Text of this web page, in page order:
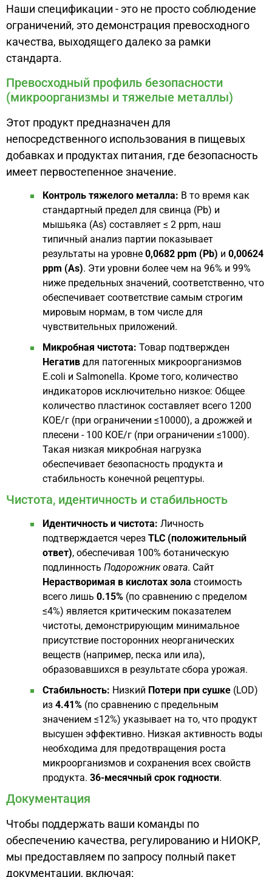
Наши спецификации - это не просто соблюдение
ограничений, это демонстрация превосходного
качества, выходящего далеко за рамки
стандарта.
Превосходный профиль безопасности
(микроорганизмы и тяжелые металлы)
Этот продукт предназначен для
непосредственного использования в пищевых
добавках и продуктах питания, где безопасность
имеет первостепенное значение.
Контроль тяжелого металла: В то время как
стандартный предел для свинца (Pb) и
мышьяка (As) составляет ≤ 2 ppm, наш
типичный анализ партии показывает
результаты на уровне 0,0682 ppm (Pb) и 0,00624
ppm (As). Эти уровни более чем на 96% и 99%
ниже предельных значений, соответственно, что
обеспечивает соответствие самым строгим
мировым нормам, в том числе для
чувствительных приложений.
Микробная чистота: Товар подтвержден
Негатив для патогенных микроорганизмов
E.coli и Salmonella. Кроме того, количество
индикаторов исключительно низкое: Общее
количество пластинок составляет всего 1200
КОЕ/г (при ограничении ≤10000), а дрожжей и
плесени - 100 КОЕ/г (при ограничении ≤1000).
Такая низкая микробная нагрузка
обеспечивает безопасность продукта и
стабильность конечной рецептуры.
Чистота, идентичность и стабильность
Идентичность и чистота: Личность
подтверждается через TLC (положительный
ответ), обеспечивая 100% ботаническую
подлинность Подорожник овата. Сайт
Нерастворимая в кислотах зола стоимость
всего лишь 0.15% (по сравнению с пределом
≤4%) является критическим показателем
чистоты, демонстрирующим минимальное
присутствие посторонних неорганических
веществ (например, песка или ила),
образовавшихся в результате сбора урожая.
Стабильность: Низкий Потери при сушке (LOD)
из 4.41% (по сравнению с предельным
значением ≤12%) указывает на то, что продукт
высушен эффективно. Низкая активность воды
необходима для предотвращения роста
микроорганизмов и сохранения всех свойств
продукта. 36-месячный срок годности.
Документация
Чтобы поддержать ваши команды по
обеспечению качества, регулированию и НИОКР,
мы предоставляем по запросу полный пакет
документации, включая: